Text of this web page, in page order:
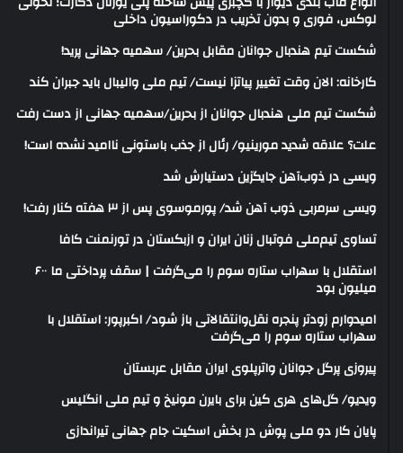
لوکس، فوری و بدون تخریب در دکوراسیون داخلی
شکست تیم هندبال جوانان مقابل بحرین/ سهمیه جهانی پرید!
کارخانه: الان وقت تغییر پیاتزا نیست/ تیم ملی والیبال باید جبران کند
شکست تیم ملی هندبال جوانان از بحرین/سهمیه جهانی از دست رفت
علت؟ علاقه شدید مورینیو/ رئال از جذب باستونی ناامید نشده است!
ویسی در ذوب‌آهن جایگزین دستیارش شد
ویسی سرمربی ذوب آهن شد/ پورموسوی پس از ۳ هفته کنار رفت!
تساوی تیم‌ملی فوتبال زنان ایران و ازبکستان در تورنمنت کافا
استقلال با سهراب ستاره سوم را می‌گرفت | سقف پرداختی ما ۶۰۰
میلیون بود
امیدوارم زودتر پنجره نقل‌وانتقالاتی باز شود/ اکبرپور: استقلال با
سهراب ستاره سوم را می‌گرفت
پیروزی پرگل جوانان واترپلوی ایران مقابل عربستان
ویدیو/ گل‌های هری‌ کین برای بایرن مونیخ و تیم ملی انگلیس
پایان کار دو ملی پوش در بخش اسکیت جام جهانی تیراندازی